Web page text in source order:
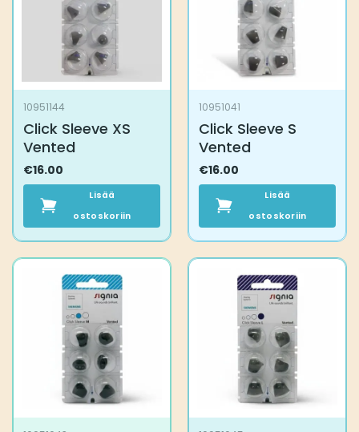
10951144
Click Sleeve XS
Vented
€16.00
Lisää
ostoskoriin
10951041
Click Sleeve S
Vented
€16.00
Lisää
ostoskoriin